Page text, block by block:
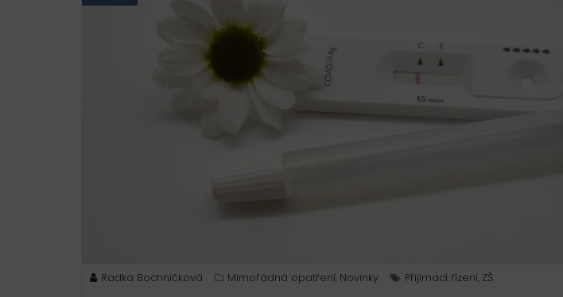
Radka Bochníčková Mimořádná opatření, Novinky Přijímací řízení, ZŠ